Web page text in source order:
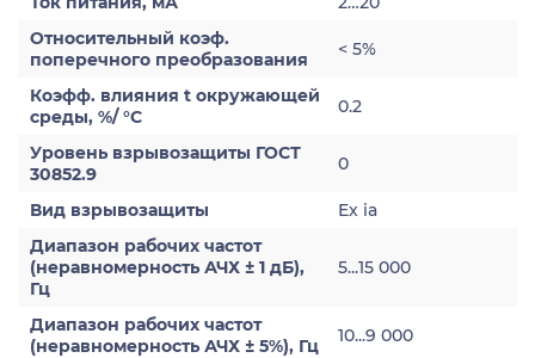
Относительный коэф.
поперечного преобразования
< 5%
Коэфф. влияния t окружающей
среды, %/ °С
0.2
Уровень взрывозащиты ГОСТ
30852.9
0
Вид взрывозащиты
Ex ia
Диапазон рабочих частот
(неравномерность АЧХ ± 1 дБ),
Гц
5...15 000
Диапазон рабочих частот
(неравномерность АЧХ ± 5%), Гц
10...9 000